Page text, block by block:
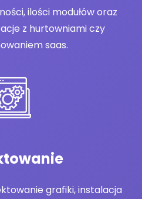
ilości modułów oraz
z hurtowniami czy
saas.
grafiki, instalacja